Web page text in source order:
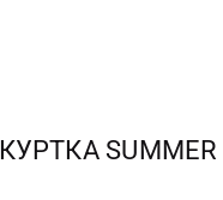
КУРТКА SUMMER